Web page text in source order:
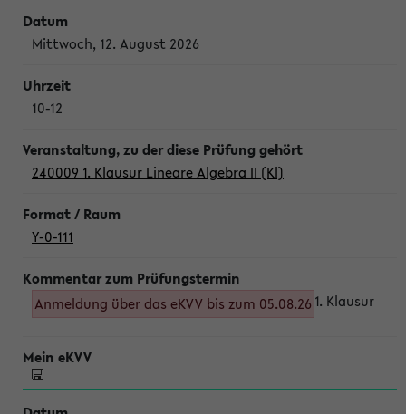
Mittwoch, 12. August 2026
10-12
240009 1. Klausur Lineare Algebra II (Kl)
Y-0-111
Anmeldung über das eKVV bis zum 05.08.26 1. Klausur